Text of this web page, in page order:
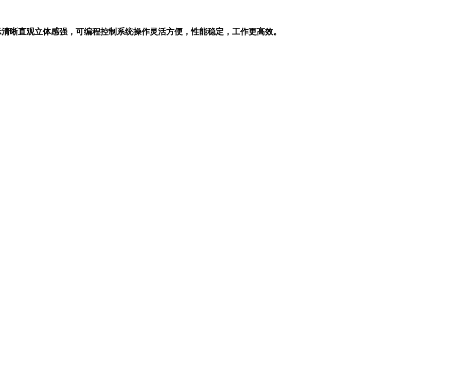
晰直观立体感强，可编程控制系统操作灵活方便，性能稳定，工作更高效。